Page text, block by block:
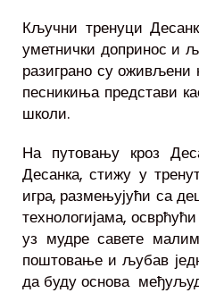
Кључни тренуци
уметнички допринос и
разиграно су
песникиња представи
школи.
На путовању кроз
Десанка, стижу у
игра, размењујући са
технологијама,
уз мудре савете
поштовање и љубав
да буду основа